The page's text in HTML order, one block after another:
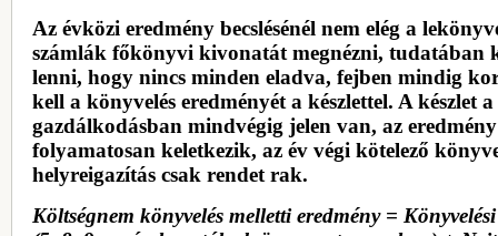
Az évközi eredmény becslésénél nem elég a
számlák főkönyvi kivonatát megnézni, tudatában
lenni, hogy nincs minden eladva, fejben mindig
kell a könyvelés eredményét a készlettel. A készlet a
gazdálkodásban mindvégig jelen van, az eredmény
folyamatosan keletkezik, az év végi kötelező
helyreigazítás csak rendet rak.
Költségnem könyvelés melletti eredmény =